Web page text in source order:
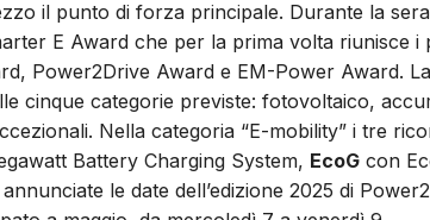
il punto di forza principale. Durante la
E Award che per la prima volta riunisce i
Power2Drive Award e EM-Power Award.
cinque categorie previste: fotovoltaico,
Nella categoria “E-mobility” i tre
Battery Charging System, EcoG con
le date dell’edizione 2025 di